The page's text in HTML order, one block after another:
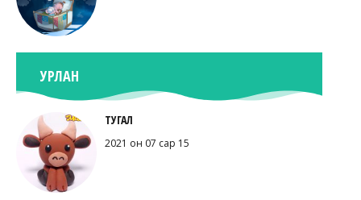
УРЛАН
ТУГАЛ
2021 он 07 сар 15